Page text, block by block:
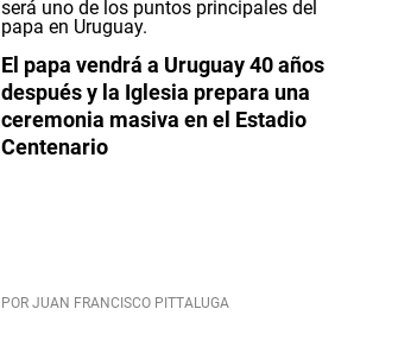
El papa vendrá a Uruguay 40 años
después y la Iglesia prepara una
ceremonia masiva en el Estadio
Centenario
POR JUAN FRANCISCO PITTALUGA